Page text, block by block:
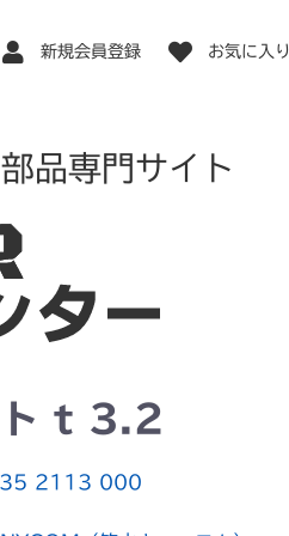
新規会員登録 お気に入り
品専門サイト
ト t 3.2
2113 000